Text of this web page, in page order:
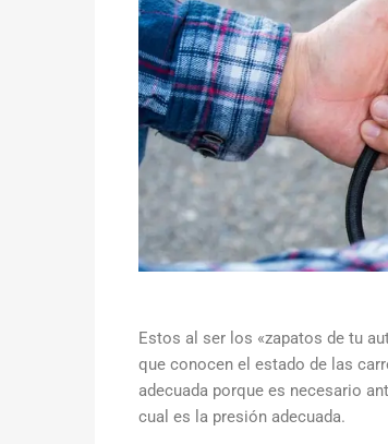
Estos al ser los «zapatos de tu
que conocen el estado de las
adecuada porque es necesario
cual es la presión adecuada.